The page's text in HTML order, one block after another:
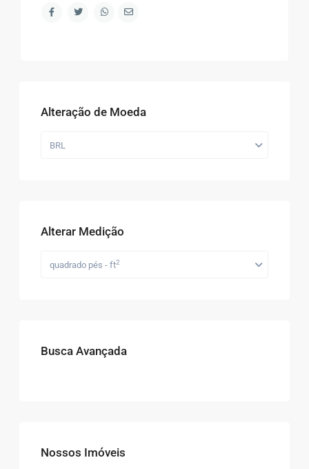
Alteração de Moeda
BRL
Alterar Medição
quadrado pés - ft2
Busca Avançada
Nossos Imóveis